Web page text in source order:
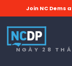
Join NC Dems
NGÀY 28